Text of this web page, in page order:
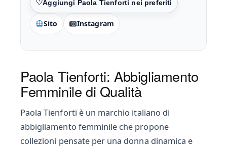
Preferiti
Sito Instagram
Paola Tienforti: Abbigliamento
Femminile di Qualità
Paola Tienforti è un marchio italiano di
abbigliamento femminile che propone
collezioni pensate per una donna dinamica e